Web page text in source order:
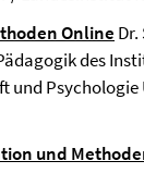
Online
des
und
und